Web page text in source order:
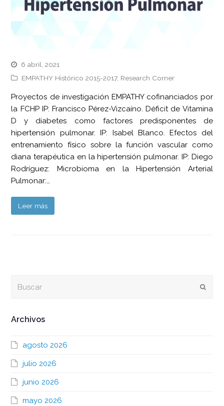
6 abril, 2021
EMPATHY Histórico 2015-2017, Research Corner
Proyectos de investigación EMPATHY cofinanciados por
la FCHP IP: Francisco Pérez-Vizcaíno. Déficit de Vitamina
D y diabetes como factores predisponentes de
hipertensión pulmonar. IP: Isabel Blanco. Efectos del
entrenamiento físico sobre la función vascular como
diana terapéutica en la hipertensión pulmonar. IP: Diego
Rodríguez: Microbioma en la Hipertensión Arterial
Pulmonar:…
Leer más
Archivos
agosto 2026
julio 2026
junio 2026
mayo 2026